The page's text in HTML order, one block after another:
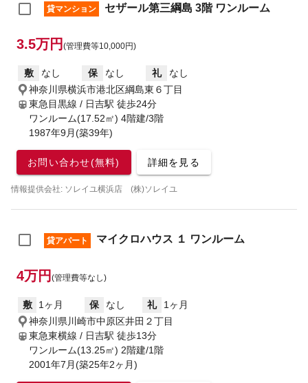
貸マンション セザール第三綱島 3階 ワンルーム
3.5万円 (管理費等10,000円)
敷 なし 保 なし 礼
なし
神奈川県横浜市港北区綱島東６丁目
東急目黒線 / 日吉駅 徒歩24分
ワンルーム(17.52㎡) 4階建/3階
1987年9月(築39年)
お問い合わせ(無料) 詳細を見る
情報提供会社: ソレイユ横浜店 (株)ソレイユ
貸アパート マイクロハウス １ ワンルーム
4万円 (管理費等なし)
敷 1ヶ月 保 なし 礼
1ヶ月
神奈川県川崎市中原区井田２丁目
東急東横線 / 日吉駅 徒歩13分
ワンルーム(13.25㎡) 2階建/1階
2001年7月(築25年2ヶ月)